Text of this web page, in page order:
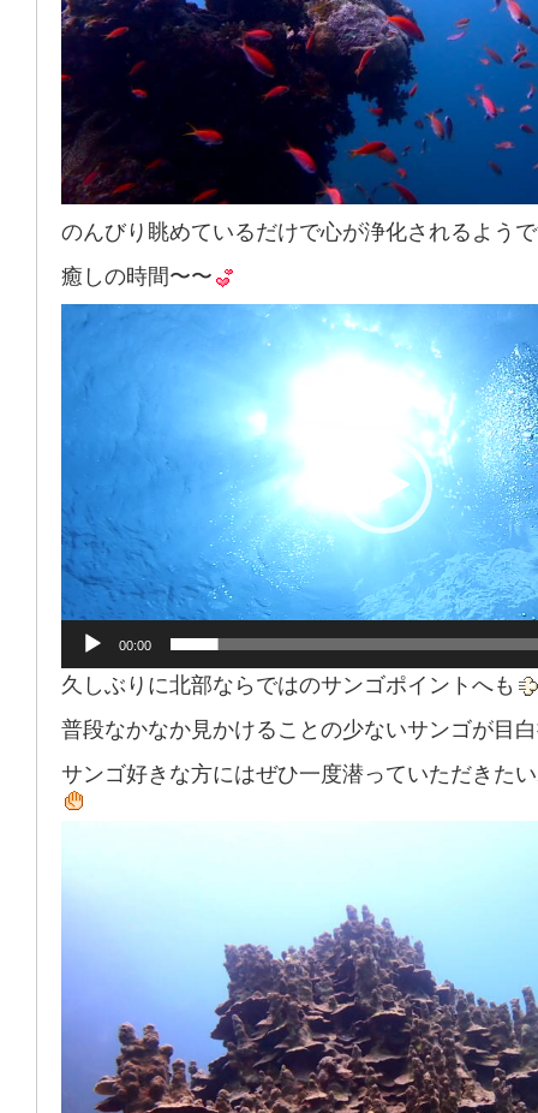
のんびり眺めているだけで心が浄化されるよう
癒しの時間〜〜
ー
00:00
久しぶりに北部ならではのサンゴポイントへも
普段なかなか見かけることの少ないサンゴが目
サンゴ好きな方にはぜひ一度潜っていただきた